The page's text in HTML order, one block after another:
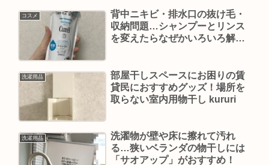
コスメ
背中ニキビ・排水口の抜け毛・
収納問題…シャンプーとリンス
を変えたらなぜかいろいろ解決
洗濯用品
部屋干しスペースにお困りの賃
貸民におすすめグッズ！場所を
取らない室内用物干し kururi
洗濯用品
洗濯物が壁や床に擦れて汚れ
る…狭いベランダの物干しには
「サオアップ」がおすすめ！